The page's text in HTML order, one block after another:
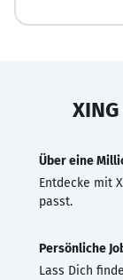
Über eine
Entdecke mit
passt.
Persönliche
Lass Dich